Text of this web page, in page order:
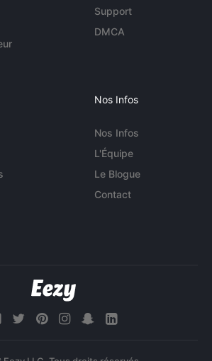
Support
DMCA
Nos Infos
Nos Infos
L'Équipe
Le Blogue
Contact